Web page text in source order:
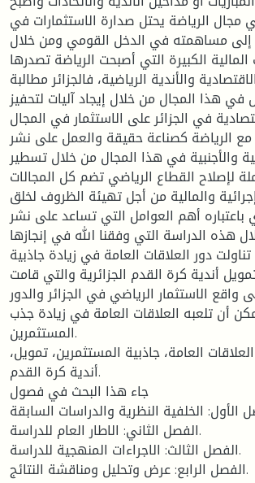
مجال الرياضة يحتل صدارة الاستثمارات في
إلى مساهمته في الدخل القومي ومن خلال
المالية الكبيرة التي أصبحت الرياضة تصدرها
والأندية الرياضية، فالجزائر مطالبة
في هذا المجال من خلال إيجاد آليات لتحفيز
في الجزائر على الاستثمار في المجال
مع الرياضة كصناعة حقيقة والعمل على نشر
والأجنبية في هذا المجال من خلال تسطير
لإصلاح القطاع الرياضي تضم كل المجالات
والمالية من أجل تهيئة الظروف لخلق
باعتباره أهم العوامل التي تساعد على نشر
هذه الدراسة التي وفقنا الله في إنجازها
دور العلاقات العامة في زيادة جاذبية
أندية كرة القدم الجزائرية والتي قامت
الاستثمار الرياضي في الجزائر والدور
أن تلعبه العلاقات العامة في زيادة جذب
المستثمرين.
العامة، جاذبية المستثمرين، تمويل،
أندية كرة القدم.
جاء هذا البحث في فصول
الأول: الخلفية النظرية والدراسات السابقة.
الفصل الثاني: الاطار العام للدراسة.
الفصل الثالث: الاجراءات المنهجية للدراسة.
الفصل الرابع: عرض وتحليل ومناقشة النتائج.